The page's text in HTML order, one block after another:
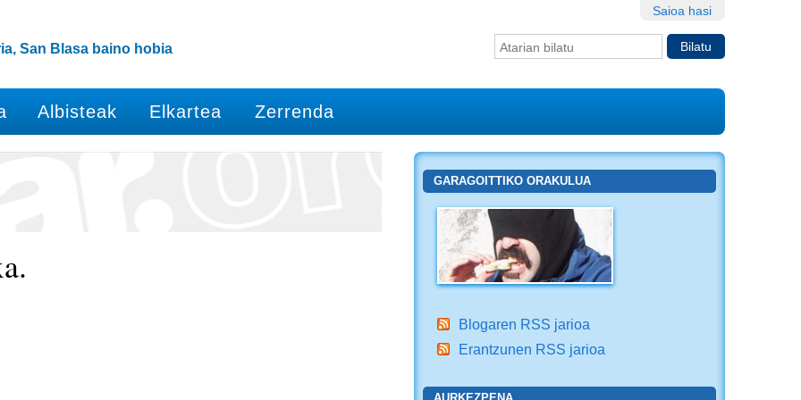
Saioa hasi
Bilatu atarian
San Blasa baino hobia
Albisteak Elkartea Zerrenda
GARAGOITTIKO ORAKULUA
Blogaren RSS jarioa
Erantzunen RSS jarioa